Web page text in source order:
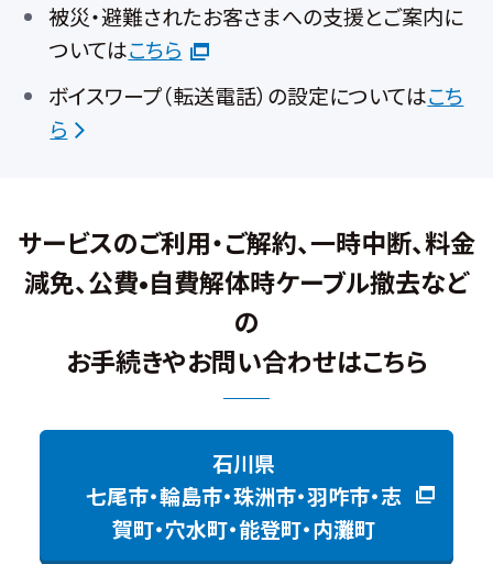
被災・避難されたお客さまへの支援とご案内に
ついてはこちら
ボイスワープ（転送電話）の設定についてはこち
ら
サービスのご利用・ご解約、一時中断、料金
減免、公費•自費解体時ケーブル撤去など
の
お手続きやお問い合わせはこちら
石川県
七尾市・輪島市・珠洲市・羽咋市・志
賀町・穴水町・能登町・内灘町